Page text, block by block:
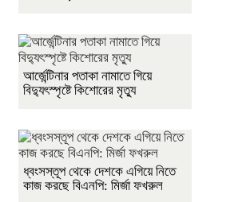
আর্জেন্টিনার পতাকা নামাতে গিয়ে
বিদ্যুৎস্পৃষ্টে কিশোরের মৃত্যু
ধ্বংসস্তূপ থেকে দেশকে এগিয়ে নিতে
কাজ করছে বিএনপি: মির্জা ফখরুল